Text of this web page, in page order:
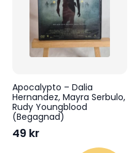
Apocalypto – Dalia
Hernandez, Mayra Serbulo,
Rudy Youngblood
(Begagnad)
49 kr